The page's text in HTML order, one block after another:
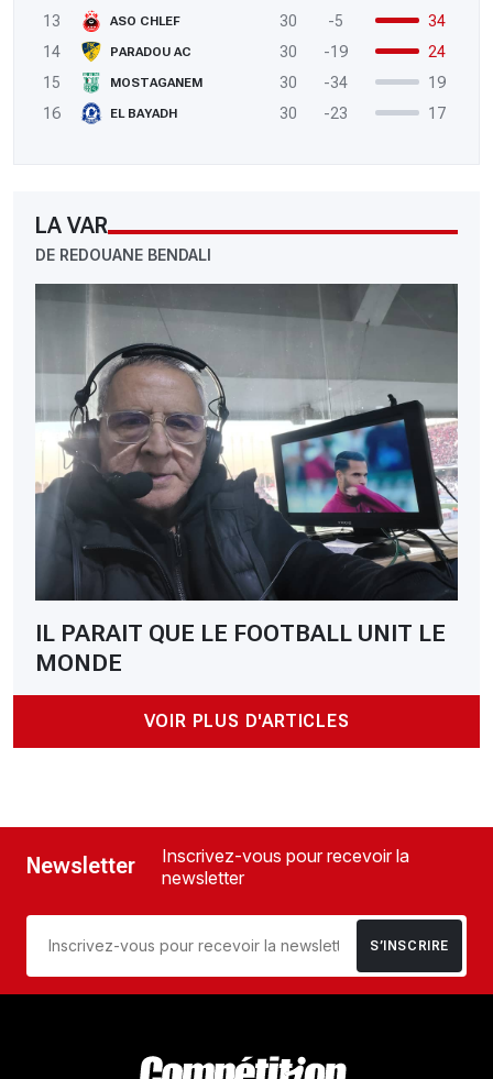
13
ASO CHLEF 30 -5
34
14
PARADOU AC 30 -19
24
15
MOSTAGANEM 30 -34
19
16
EL BAYADH 30 -23 17
LA VAR
DE REDOUANE BENDALI
IL PARAIT QUE LE FOOTBALL UNIT LE
MONDE
VOIR PLUS D'ARTICLES
Newsletter
Inscrivez-vous pour recevoir la
newsletter
S’INSCRIRE